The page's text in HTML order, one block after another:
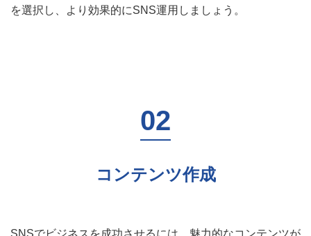
を選択し、より効果的にSNS運用しましょう。
コンテンツ作成
SNSでビジネスを成功させるには、魅力的なコンテンツが